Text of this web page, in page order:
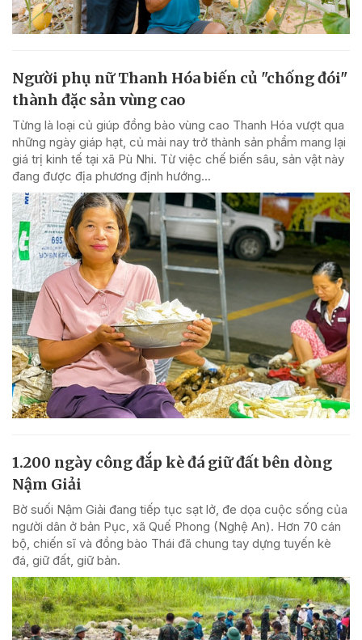
Người phụ nữ Thanh Hóa biến củ "chống đói"
thành đặc sản vùng cao
Từng là loại củ giúp đồng bào vùng cao Thanh Hóa vượt qua
những ngày giáp hạt, củ mài nay trở thành sản phẩm mang lại
giá trị kinh tế tại xã Pù Nhi. Từ việc chế biến sâu, sản vật này
đang được địa phương định hướng...
1.200 ngày công đắp kè đá giữ đất bên dòng
Nậm Giải
Bờ suối Nậm Giải đang tiếp tục sạt lở, đe dọa cuộc sống của
người dân ở bản Pục, xã Quế Phong (Nghệ An). Hơn 70 cán
bộ, chiến sĩ và đồng bào Thái đã chung tay dựng tuyến kè
đá, giữ đất, giữ bản.